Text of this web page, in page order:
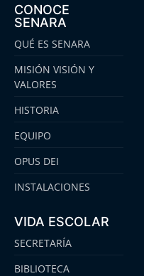
CONOCE
SENARA
QUÉ ES SENARA
MISIÓN VISIÓN Y
VALORES
HISTORIA
EQUIPO
OPUS DEI
INSTALACIONES
VIDA ESCOLAR
SECRETARÍA
BIBLIOTECA